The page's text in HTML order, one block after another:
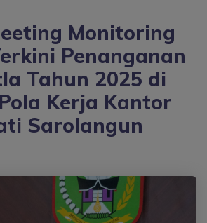
Monitoring
Penanganan
Tahun 2025 di
Kerja Kantor
Sarolangun